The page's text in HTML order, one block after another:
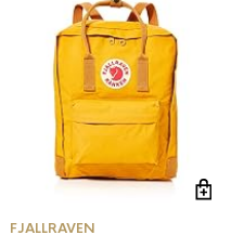
FJALLRAVEN